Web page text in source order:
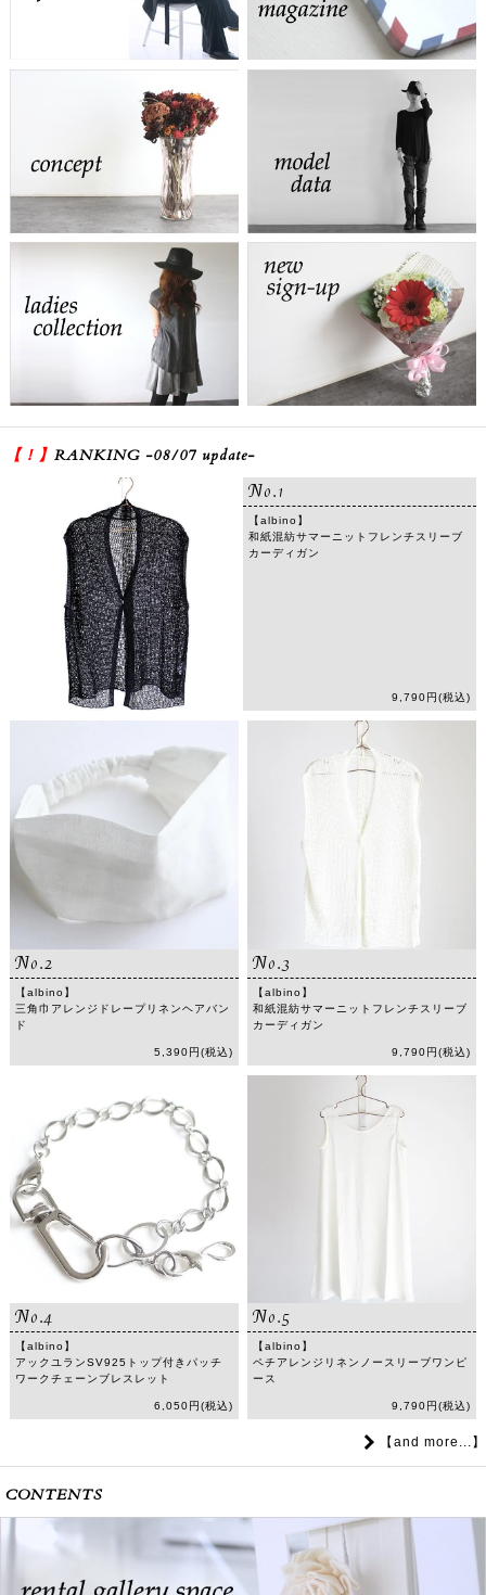
media information mail magazine
concept model data
【！】 RANKING -08/07 update-
No.1
【albino】
和紙混紡サマーニットフレンチスリーブ
カーディガン
9,790円(税込)
No.2
【albino】
三角巾アレンジドレープリネンヘアバン
ド
5,390円(税込)
No.3
【albino】
和紙混紡サマーニットフレンチスリーブ
カーディガン
9,790円(税込)
No.4
【albino】
アックユランSV925トップ付きパッチ
ワークチェーンブレスレット
6,050円(税込)
No.5
【albino】
ペチアレンジリネンノースリーブワンピ
ース
9,790円(税込)
【and more...】
CONTENTS